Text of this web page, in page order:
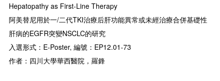
Hepatopathy as First-Line Therapy
阿美替尼用於一/二代TKI治療后肝功能異常或未經治療合併基礎性
肝病的EGFR突變NSCLC的研究
入選形式：E-Poster, 編號：EP12.01-73
作者：四川大學華西醫院，羅鋒